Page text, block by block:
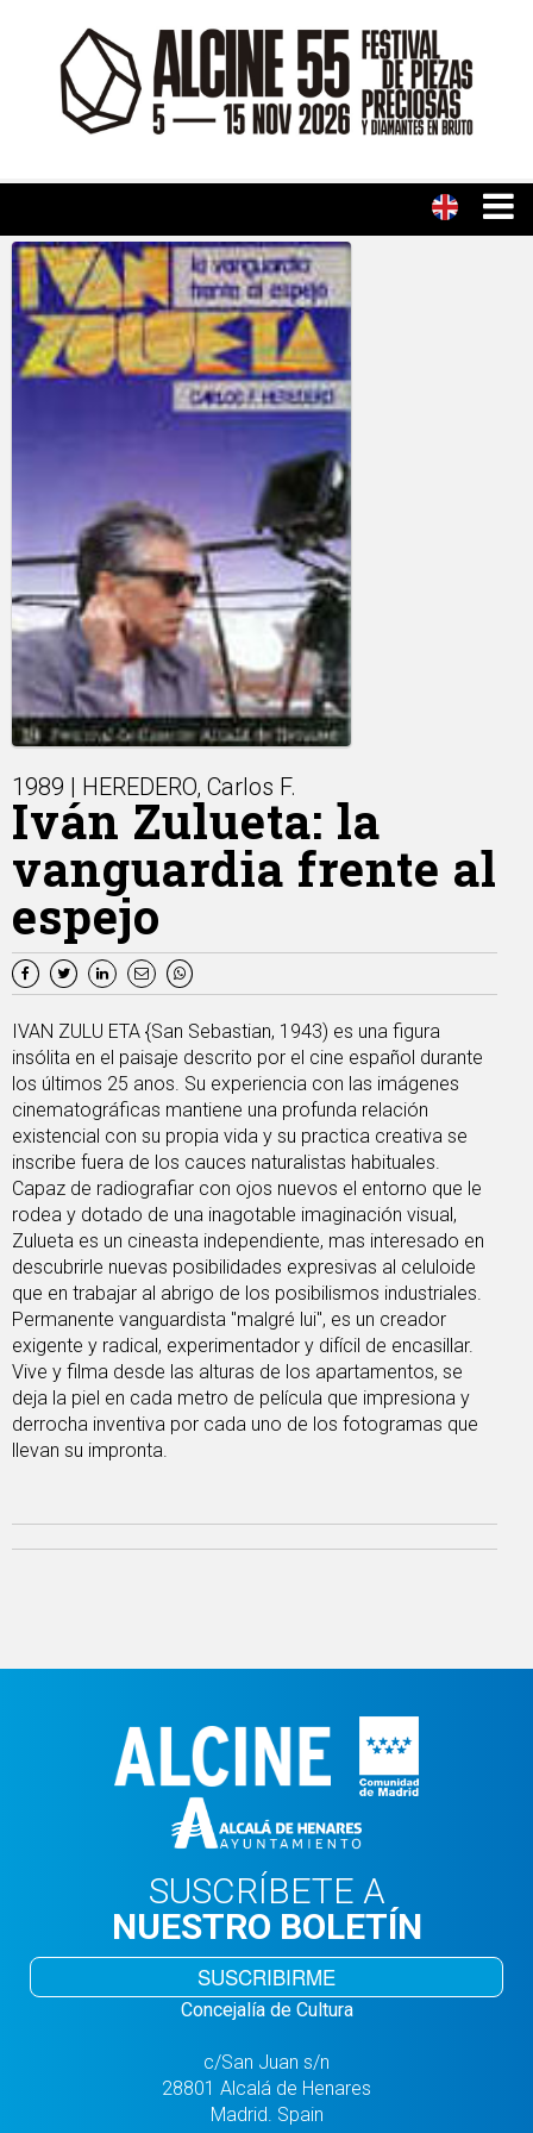
1989 | HEREDERO, Carlos F.
Iván Zulueta: la
vanguardia frente al
espejo
IVAN ZULU ETA {San Sebastian, 1943) es una figura
insólita en el paisaje descrito por el cine español durante
los últimos 25 anos. Su experiencia con las imágenes
cinematográficas mantiene una profunda relación
existencial con su propia vida y su practica creativa se
inscribe fuera de los cauces naturalistas habituales.
Capaz de radiografiar con ojos nuevos el entorno que le
rodea y dotado de una inagotable imaginación visual,
Zulueta es un cineasta independiente, mas interesado en
descubrirle nuevas posibilidades expresivas al celuloide
que en trabajar al abrigo de los posibilismos industriales.
Permanente vanguardista "malgré lui", es un creador
exigente y radical, experimentador y difícil de encasillar.
Vive y filma desde las alturas de los apartamentos, se
deja la piel en cada metro de película que impresiona y
derrocha inventiva por cada uno de los fotogramas que
llevan su impronta.
SUSCRÍBETE A
NUESTRO BOLETÍN
SUSCRIBIRME
Concejalía de Cultura
c/San Juan s/n
28801 Alcalá de Henares
Madrid. Spain